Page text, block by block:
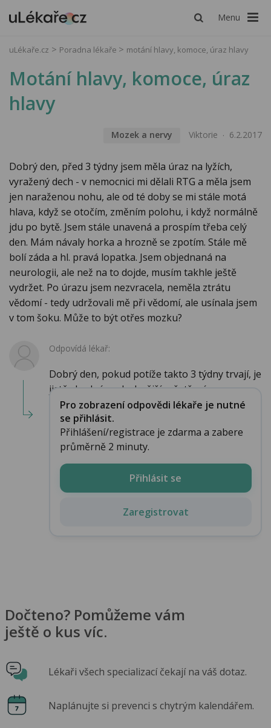
Menu
uLékaře.cz Poradna lékaře motání hlavy, komoce, úraz hlavy
Motání hlavy, komoce, úraz
hlavy
Mozek a nervy Viktorie 6.2.2017
Dobrý den, před 3 týdny jsem měla úraz na lyžích,
vyražený dech - v nemocnici mi dělali RTG a měla jsem
jen naraženou nohu, ale od té doby se mi stále motá
hlava, když se otočím, změním polohu, i když normálně
jdu po bytě. Jsem stále unavená a prospím třeba celý
den. Mám návaly horka a hrozně se zpotím. Stále mě
bolí záda a hl. pravá lopatka. Jsem objednaná na
neurologii, ale než na to dojde, musím takhle ještě
vydržet. Po úrazu jsem nezvracela, neměla ztrátu
vědomí - tedy udržovali mě při vědomí, ale usínala jsem
v tom šoku. Může to být otřes mozku?
Odpovídá lékař:
Dobrý den, pokud potíže takto 3 týdny trvají, je
jistě vhodné podrobnější vyšetření neu...
Pro zobrazení odpovědi lékaře je nutné
se přihlásit.
Přihlášení/registrace je zdarma a zabere
průměrně 2 minuty.
Přihlásit se
Zaregistrovat
Dočteno? Pomůžeme vám
ještě o kus víc.
Lékaři všech specializací čekají na váš dotaz.
Naplánujte si prevenci s chytrým kalendářem.